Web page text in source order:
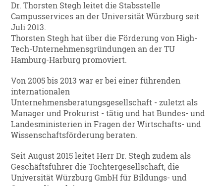
Dr. Thorsten Stegh leitet die Stabsstelle
Campusservices an der Universität Würzburg seit
Juli 2013.
Thorsten Stegh hat über die Förderung von High-
Tech-Unternehmensgründungen an der TU
Hamburg-Harburg promoviert.
Von 2005 bis 2013 war er bei einer führenden
internationalen
Unternehmensberatungsgesellschaft - zuletzt als
Manager und Prokurist - tätig und hat Bundes- und
Landesministerien in Fragen der Wirtschafts- und
Wissenschaftsförderung beraten.
Seit August 2015 leitet Herr Dr. Stegh zudem als
Geschäftsführer die Tochtergesellschaft, die
Universität Würzburg GmbH für Bildungs- und